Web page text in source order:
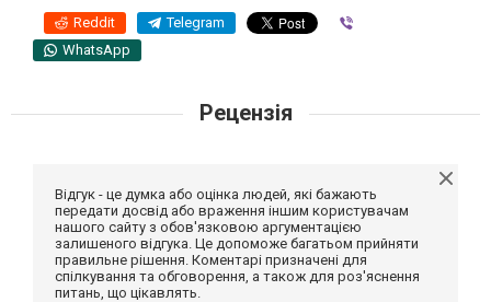
Reddit Telegram
WhatsApp
Рецензія
Відгук - це думка або оцінка людей, які бажають
передати досвід або враження іншим користувачам
нашого сайту з обов'язковою аргументацією
залишеного відгука. Це допоможе багатьом прийняти
правильне рішення. Коментарі призначені для
спілкування та обговорення, а також для роз'яснення
питань, що цікавлять.